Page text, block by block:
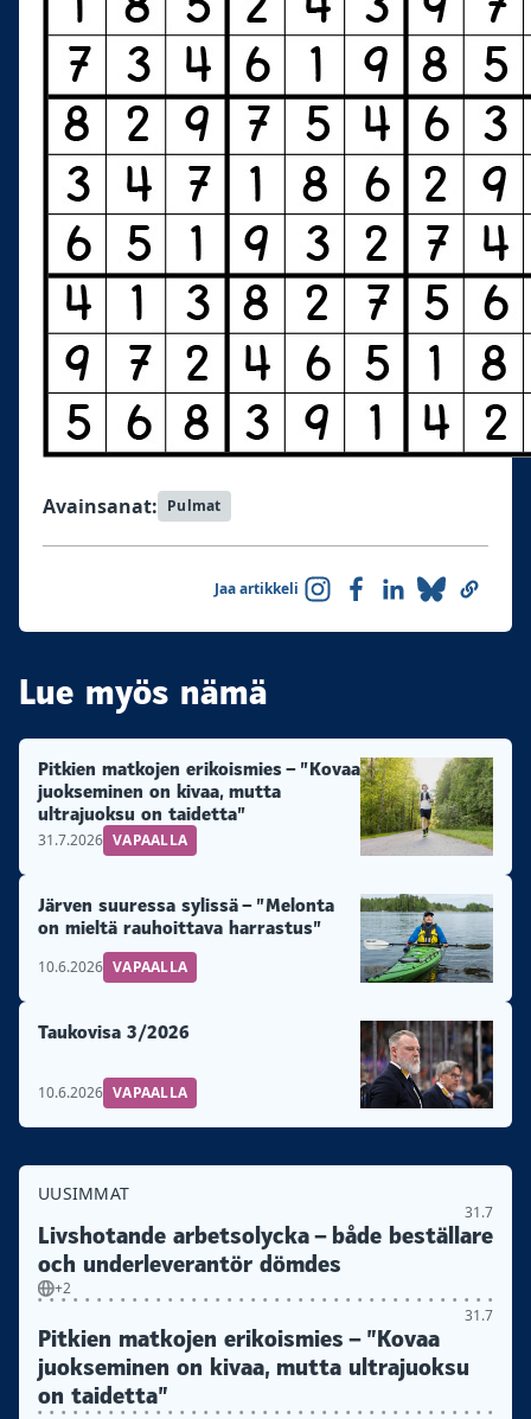
Avainsanat: Pulmat
Jaa artikkeli
Lue myös nämä
Pitkien matkojen erikoismies – ”Kovaa
juokseminen on kivaa, mutta
ultrajuoksu on taidetta”
31.7.2026 VAPAALLA
Järven suuressa sylissä – ”Melonta
on mieltä rauhoittava harrastus”
10.6.2026 VAPAALLA
Taukovisa 3/2026
10.6.2026 VAPAALLA
UUSIMMAT
31.7
Livshotande arbetsolycka – både beställare
och underleverantör dömdes
+2
31.7
Pitkien matkojen erikoismies – ”Kovaa
juokseminen on kivaa, mutta ultrajuoksu
on taidetta”